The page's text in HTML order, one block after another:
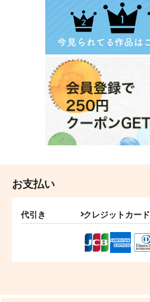
お支払い
代引き クレジットカード